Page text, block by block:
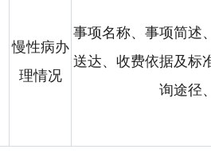
慢性病办
理情况
事项名称、事项简述
送达、收费依据及标
询途径